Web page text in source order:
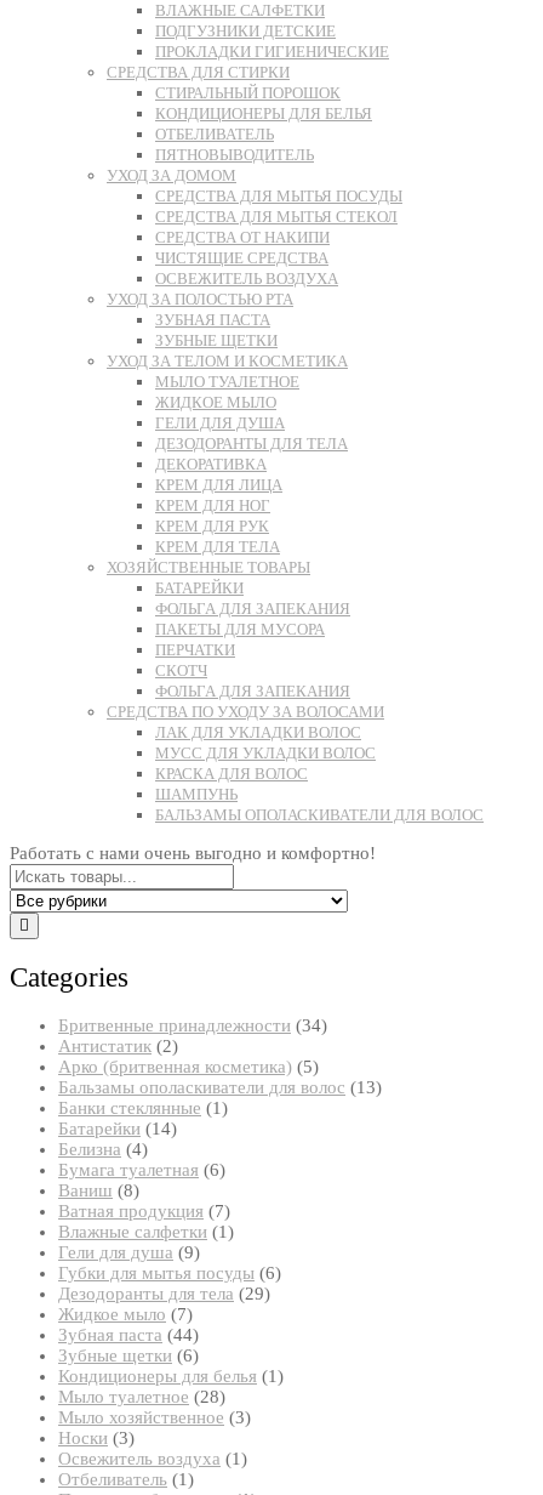
ВЛАЖНЫЕ САЛФЕТКИ
ПОДГУЗНИКИ ДЕТСКИЕ
ПРОКЛАДКИ ГИГИЕНИЧЕСКИЕ
СРЕДСТВА ДЛЯ СТИРКИ
СТИРАЛЬНЫЙ ПОРОШОК
КОНДИЦИОНЕРЫ ДЛЯ БЕЛЬЯ
ОТБЕЛИВАТЕЛЬ
ПЯТНОВЫВОДИТЕЛЬ
УХОД ЗА ДОМОМ
СРЕДСТВА ДЛЯ МЫТЬЯ ПОСУДЫ
СРЕДСТВА ДЛЯ МЫТЬЯ СТЕКОЛ
СРЕДСТВА ОТ НАКИПИ
ЧИСТЯЩИЕ СРЕДСТВА
ОСВЕЖИТЕЛЬ ВОЗДУХА
УХОД ЗА ПОЛОСТЬЮ РТА
ЗУБНАЯ ПАСТА
ЗУБНЫЕ ЩЕТКИ
УХОД ЗА ТЕЛОМ И КОСМЕТИКА
МЫЛО ТУАЛЕТНОЕ
ЖИДКОЕ МЫЛО
ГЕЛИ ДЛЯ ДУША
ДЕЗОДОРАНТЫ ДЛЯ ТЕЛА
ДЕКОРАТИВКА
КРЕМ ДЛЯ ЛИЦА
КРЕМ ДЛЯ НОГ
КРЕМ ДЛЯ РУК
КРЕМ ДЛЯ ТЕЛА
ХОЗЯЙСТВЕННЫЕ ТОВАРЫ
БАТАРЕЙКИ
ФОЛЬГА ДЛЯ ЗАПЕКАНИЯ
ПАКЕТЫ ДЛЯ МУСОРА
ПЕРЧАТКИ
СКОТЧ
ФОЛЬГА ДЛЯ ЗАПЕКАНИЯ
СРЕДСТВА ПО УХОДУ ЗА ВОЛОСАМИ
ЛАК ДЛЯ УКЛАДКИ ВОЛОС
МУСС ДЛЯ УКЛАДКИ ВОЛОС
КРАСКА ДЛЯ ВОЛОС
ШАМПУНЬ
БАЛЬЗАМЫ ОПОЛАСКИВАТЕЛИ ДЛЯ ВОЛОС
Работать с нами очень выгодно и комфортно!
Categories
Бритвенные принадлежности 3434
Антистатик 22
товара
Арко (бритвенная косметика) 55
товаров
Бальзамы ополаскиватели для волос 1313
Банки стеклянные 11
Батарейки 1414
Белизна 44
товара
Бумага туалетная 66
Ваниш 88
товаров
Ватная продукция 77
товаров
Влажные салфетки 11
Гели для душа 99
товаров
Губки для мытья посуды 66
Дезодоранты для тела 2929
Жидкое мыло 77
товаров
Зубная паста 4444
товара
Зубные щетки 66
товаров
Кондиционеры для белья 11
Мыло туалетное 2828
товаров
Мыло хозяйственное 33
Носки 33
товара
Освежитель воздуха 11
Отбеливатель 11